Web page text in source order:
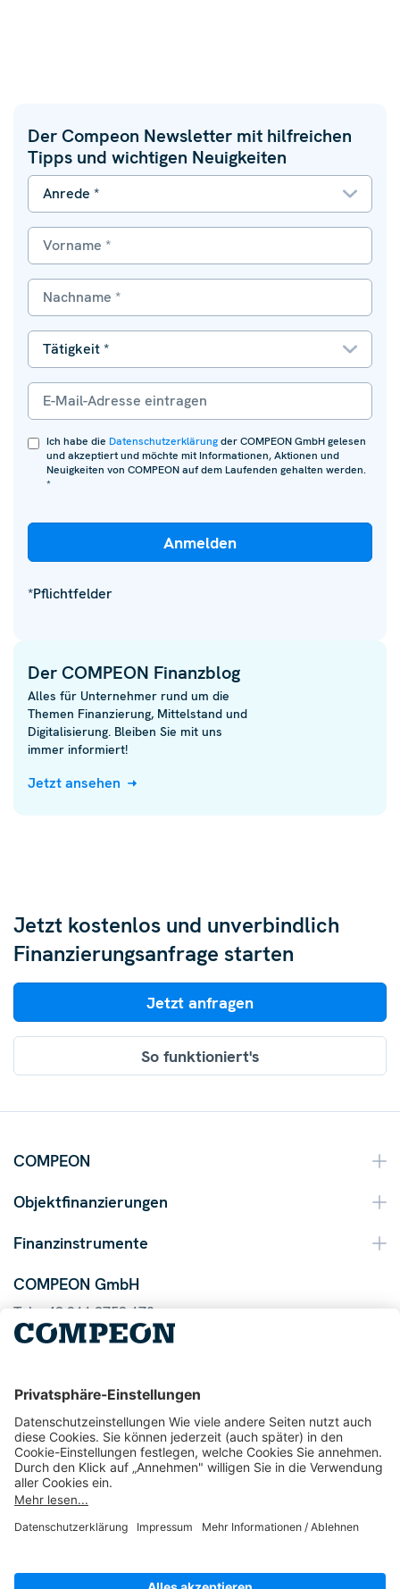
Der Compeon Newsletter mit hilfreichen
Tipps und wichtigen Neuigkeiten
Ich habe die Datenschutzerklärungder COMPEON GmbH gelesen
und akzeptiert und möchte mit Informationen, Aktionen und
Neuigkeiten von COMPEON auf dem Laufenden gehalten werden.
*
*Pflichtfelder
Der COMPEON Finanzblog
Alles für Unternehmer rund um die
Themen Finanzierung, Mittelstand und
Digitalisierung. Bleiben Sie mit uns
immer informiert!
Jetzt ansehen
Jetzt kostenlos und unverbindlich
Finanzierungsanfrage starten
Jetzt anfragen
So funktioniert's
COMPEON
Objektfinanzierungen
Finanzinstrumente
COMPEON GmbH
Tel. +49 211 9753 170
Mail info@compeon.de
© 2026 COMPEON GmbH